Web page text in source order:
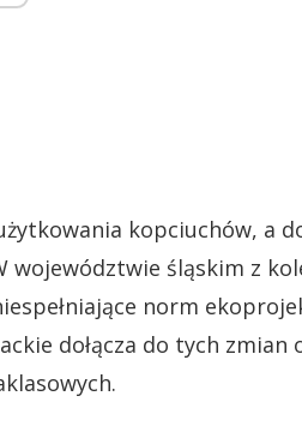
kopciuchów, a
województwie śląskim z
norm
dołącza do tych zmian